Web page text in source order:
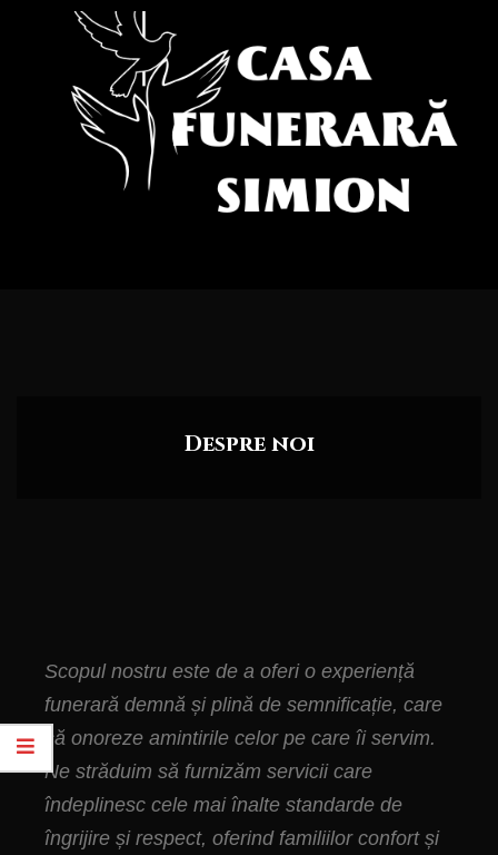
Despre noi
Scopul nostru este de a oferi o experiență
funerară demnă și plină de semnificație, care
să onoreze amintirile celor pe care îi servim.
Ne străduim să furnizăm servicii care
îndeplinesc cele mai înalte standarde de
îngrijire și respect, oferind familiilor confort și